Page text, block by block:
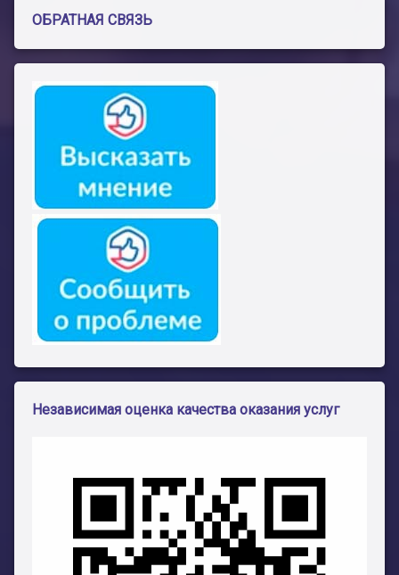
ОБРАТНАЯ СВЯЗЬ
Независимая оценка качества оказания услуг